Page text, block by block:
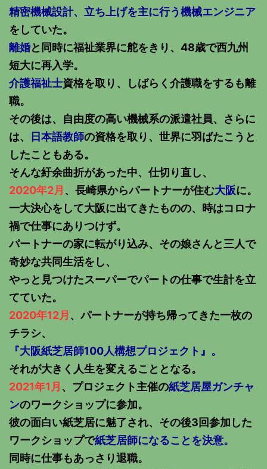
精密機械設計、立ち上げを主に行う機械エンジニア
をしていた。
離婚と同時に福祉業界に舵をきり、48歳で西九州
短大に再入学。
介護福祉士資格を取り、しばらく介護職をするも離
職。
その後は、自由度の高い機械系の派遣社員、さらに
は、
日本語教師の資格を取り、世界に羽ばたこうと
したこともある。
そんな紆余曲折があった中、仕切り直し、
2020年2月 、長崎県からパートナーが住む大阪に。
一大決心をして大阪に出てきたものの、時はコロナ
禍で仕事にありつけず。
パートナーの家に転がり込み、その娘さんと三人で
奇妙な共同生活をし、
やっと見つけたスーパーでパートの仕事で生計を立
てていた。
2020年12月 、パートナーが持ち帰ってきた一枚の
チラシ、
『大阪紙芝居師100人構想プロジェクト』。
それが大きく人生を変えることとなる。
2021年1月 、プロジェクト主催の紙芝居屋ガンチャ
ンのワークショップに参加。
彼の面白い紙芝居に魅了され、その後3回参加した
ワークショップで紙芝居師になることを決意。
同時に仕事もあっさり退職。